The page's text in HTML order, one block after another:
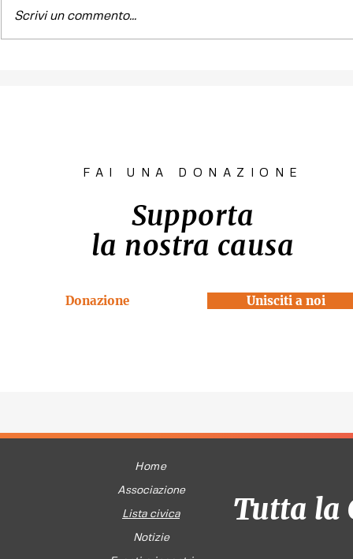
Scrivi un commento...
FAI UNA DONAZIONE
Supporta
la nostra causa
Donazione Unisciti a noi
Home
Associazione
Lista civica
Notizie
Tutta la